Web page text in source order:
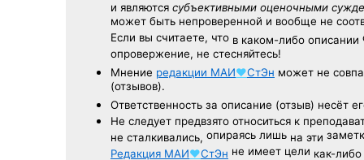
и являются субъективными оценочными
может быть непроверенной и вообще не
Если вы считаете, что в каком-либо описании
опровержение, не стесняйтесь!
Мнение редакции МАИ♥СтЭн может не
(отзывов).
Ответственность за описание (отзыв) несёт
Не следует предвзято относиться к
не сталкивались, опираясь лишь на эти
Редакция МАИ♥СтЭн не имеет цели как-либо